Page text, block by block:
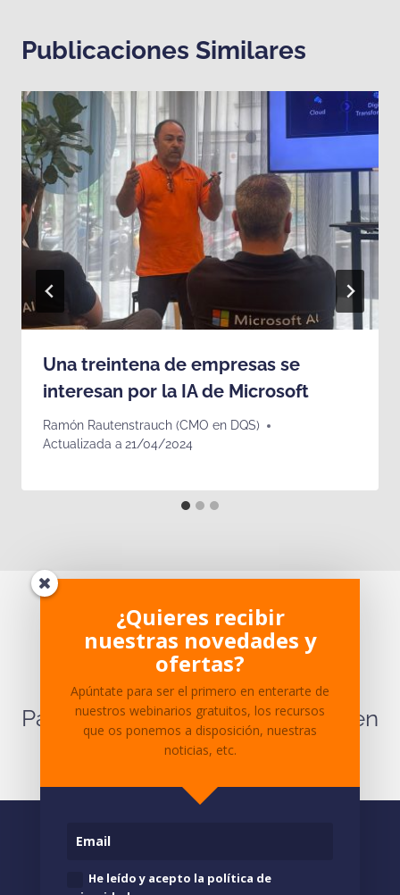
Publicaciones Similares
Una treintena de empresas se
interesan por la IA de Microsoft
Ramón Rautenstrauch (CMO en DQS)
Actualizada a 21/04/2024
¿Te ha parecido interesante?
¿Tienes dudas sobre el
contenido?
Para cualquier pregunta ponte en
contactocon nosotros.
¿Quieres recibir
nuestras novedades y
ofertas?
Apúntate para ser el primero en enterarte de
nuestros webinarios gratuitos, los recursos
que os ponemos a disposición, nuestras
noticias, etc.
He leído y acepto la política de